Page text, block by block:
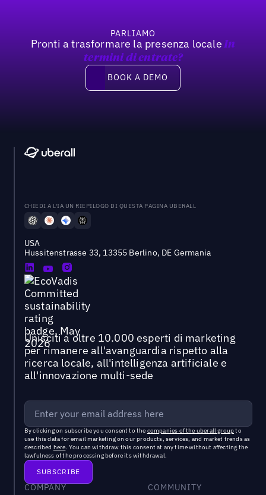
PARLIAMO
Pronti a trasformare la presenza locale In
termini di entrate?
Book a demo
BOOK A DEMO
CHIEDI A L'IA UN RIEPILOGO DI QUESTA PAGINA UBERALL
USA
Hussitenstrasse 33, 13355 Berlino, DE Germania
Unisciti a oltre 10.000 esperti di marketing
per rimanere all'avanguardia rispetto alla
ricerca locale, all'intelligenza artificiale e
all'innovazione multi-sede
By clicking on subscribe you consent to the companies of the uberall groupto
use this data for email marketing on our products, services, and market trends as
described here. You can withdraw this consent at any time without affecting the
lawfulness of the processing before its withdrawal.
COMPANY
COMMUNITY